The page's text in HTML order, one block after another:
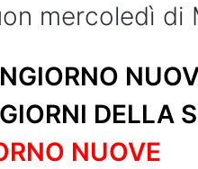
mercoledì di
DELLA
NUOVE